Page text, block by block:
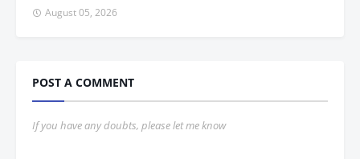
August 05, 2026
POST A COMMENT
If you have any doubts, please let me know